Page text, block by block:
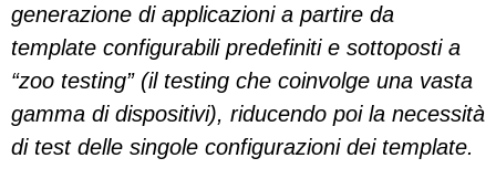
generazione di applicazioni a partire da
template configurabili predefiniti e sottoposti a
“zoo testing” (il testing che coinvolge una vasta
gamma di dispositivi), riducendo poi la necessità
di test delle singole configurazioni dei template.